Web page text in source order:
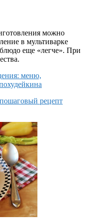
можно
в мультиварке
еще «легче». При